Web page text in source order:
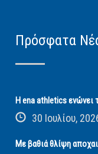
Πρόσφατα
Η ena athletics ενώνει
30 Ιουλίου,
Με βαθιά θλίψη